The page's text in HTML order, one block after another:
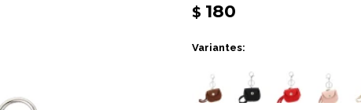
$ 180
Variantes: